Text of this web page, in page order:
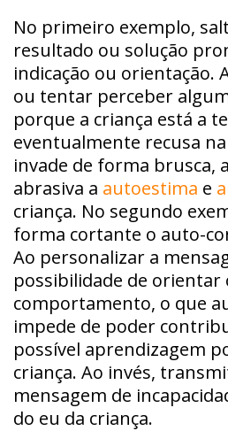
No primeiro exemplo,
resultado ou solução
indicação ou orientação.
ou tentar perceber
porque a criança está a
eventualmente recusa
invade de forma brusca,
abrasiva a autoestima e
criança. No segundo
forma cortante o auto-
Ao personalizar a
possibilidade de orientar
comportamento, o que
impede de poder
possível aprendizagem
criança. Ao invés,
mensagem de
do eu da criança.